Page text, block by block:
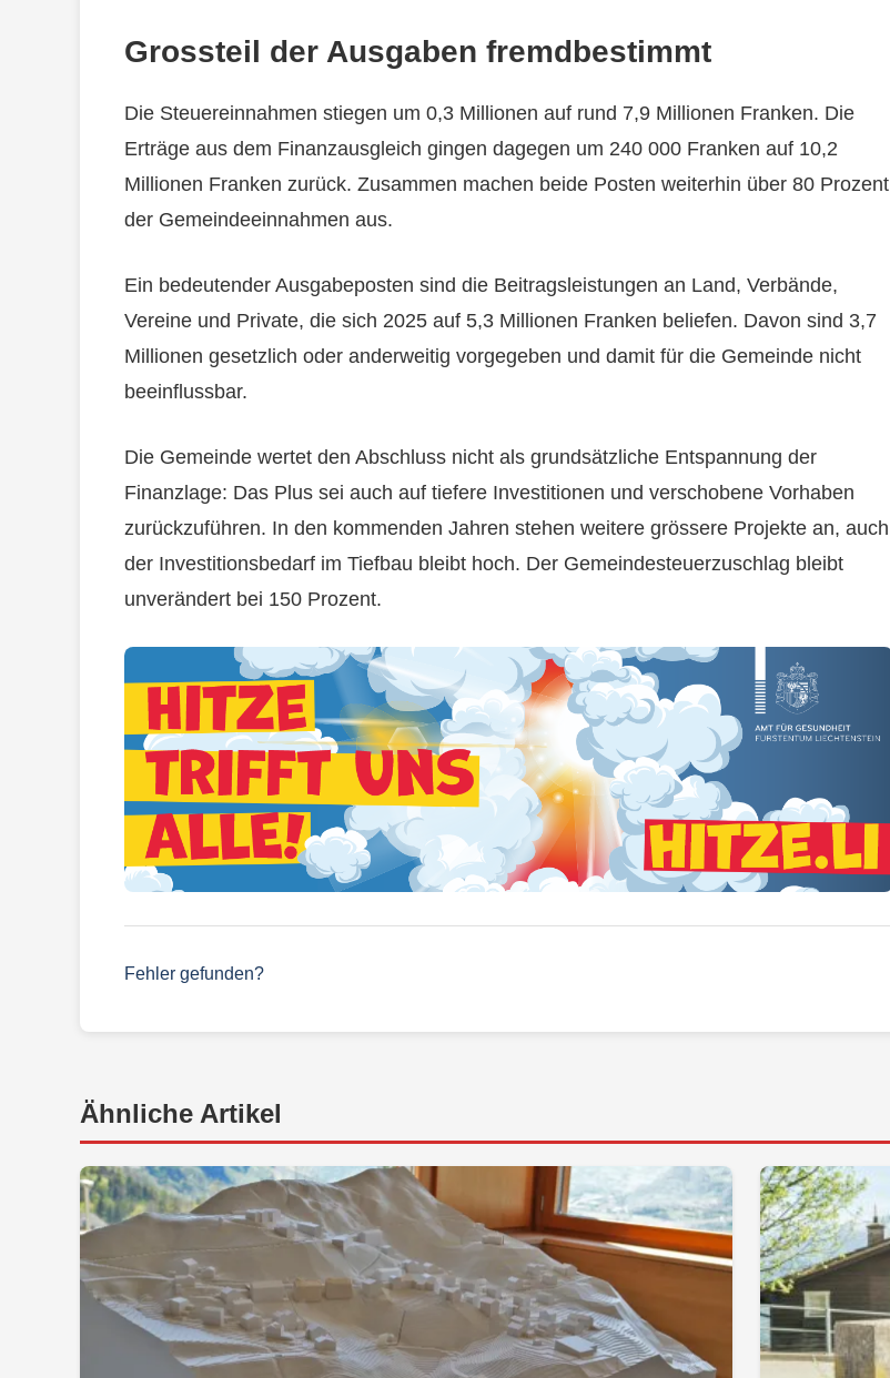
Grossteil der Ausgaben fremdbestimmt
Die Steuereinnahmen stiegen um 0,3 Millionen auf rund 7,9 Millionen Franken. Die
Erträge aus dem Finanzausgleich gingen dagegen um 240 000 Franken auf 10,2
Millionen Franken zurück. Zusammen machen beide Posten weiterhin über 80 Prozent
der Gemeindeeinnahmen aus.
Ein bedeutender Ausgabeposten sind die Beitragsleistungen an Land, Verbände,
Vereine und Private, die sich 2025 auf 5,3 Millionen Franken beliefen. Davon sind 3,7
Millionen gesetzlich oder anderweitig vorgegeben und damit für die Gemeinde nicht
beeinflussbar.
Die Gemeinde wertet den Abschluss nicht als grundsätzliche Entspannung der
Finanzlage: Das Plus sei auch auf tiefere Investitionen und verschobene Vorhaben
zurückzuführen. In den kommenden Jahren stehen weitere grössere Projekte an, auch
der Investitionsbedarf im Tiefbau bleibt hoch. Der Gemeindesteuerzuschlag bleibt
unverändert bei 150 Prozent.
Fehler gefunden?
Ähnliche Artikel